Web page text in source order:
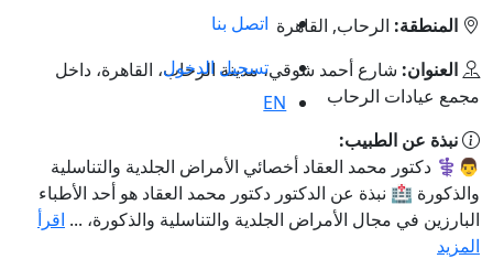
اتصل بنا
تسجيل الدخول
EN
المنطقة: الرحاب, القاهرة
العنوان: شارع أحمد شوقي، مدينة الرحاب، القاهرة، داخل
مجمع عيادات الرحاب
نبذة عن الطبيب:
👨⚕️ دكتور محمد العقاد أخصائي الأمراض الجلدية والتناسلية
والذكورة 🏥 نبذة عن الدكتور دكتور محمد العقاد هو أحد الأطباء
البارزين في مجال الأمراض الجلدية والتناسلية والذكورة، ... اقرأ
المزيد